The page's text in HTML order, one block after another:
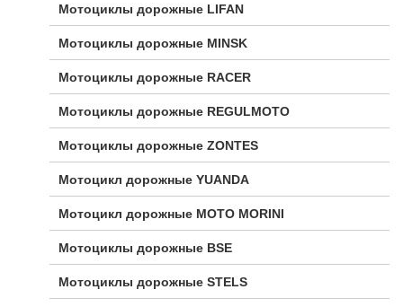
Мотоциклы дорожные LIFAN
Мотоциклы дорожные MINSK
Мотоциклы дорожные RACER
Мотоциклы дорожные REGULMOTO
Мотоциклы дорожные ZONTES
Мотоцикл дорожные YUANDA
Мотоцикл дорожные МОТО MORINI
Мотоциклы дорожные BSE
Мотоциклы дорожные STELS